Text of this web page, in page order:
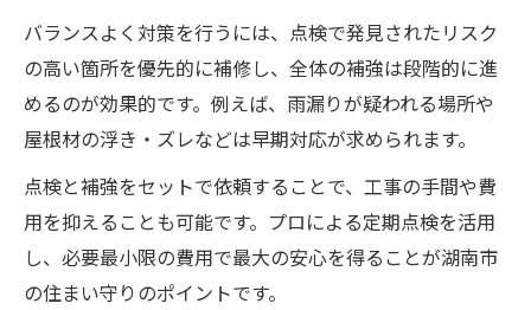
バランスよく対策を行うには、点検で発見されたリスク
の高い箇所を優先的に補修し、全体の補強は段階的に進
めるのが効果的です。例えば、雨漏りが疑われる場所や
屋根材の浮き・ズレなどは早期対応が求められます。
点検と補強をセットで依頼することで、工事の手間や費
用を抑えることも可能です。プロによる定期点検を活用
し、必要最小限の費用で最大の安心を得ることが湖南市
の住まい守りのポイントです。